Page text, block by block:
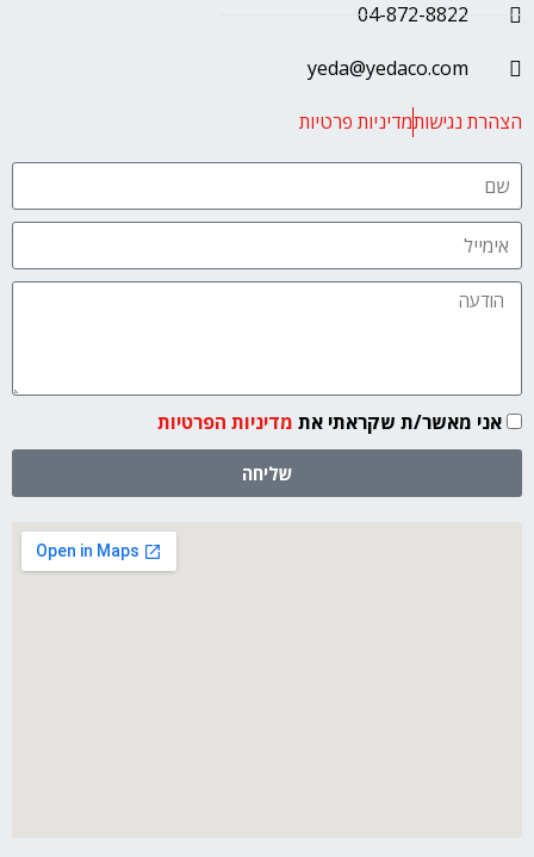
04-872-8822
yeda@yedaco.com
הצהרת נגישותמדיניות פרטיות
אני מאשר/ת שקראתי את מדיניות הפרטיות
שליחה